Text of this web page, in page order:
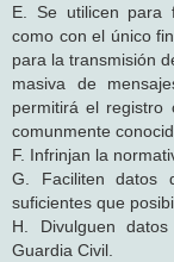
E. Se utilicen para
como con el único
para la transmisión
masiva de
permitirá el
comunmente
F. Infrinjan la
G. Faciliten datos
suficientes que
H. Divulguen
Guardia Civil.